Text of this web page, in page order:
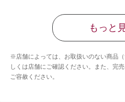
ウイング／レシアージュ
ウイング／ティーン
ブロス バイ ワコールメン
もっと
※店舗によっては、お取扱いのない商品
しくは店舗にご確認ください。また、完
ご容赦ください。